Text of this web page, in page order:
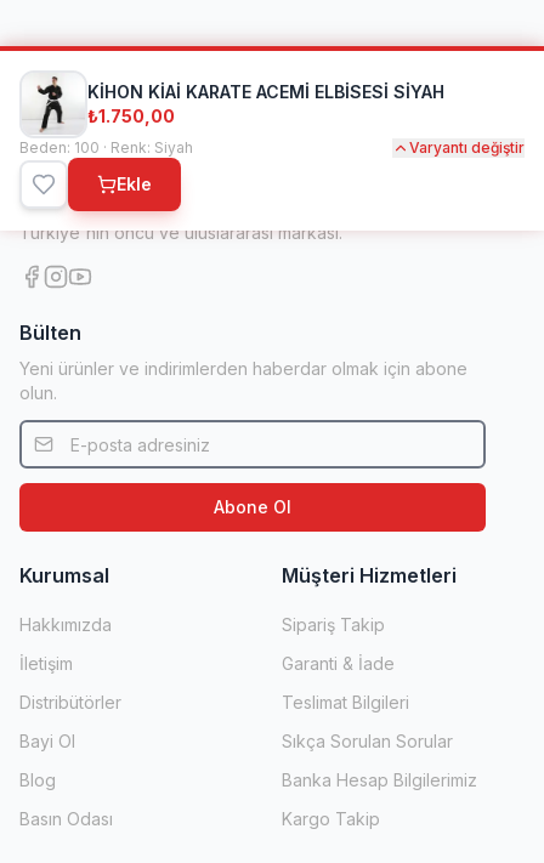
KİHON KİAİ KARATE ACEMİ ELBİSESİ SİYAH
₺1.750,00
Beden: 100 · Renk: Siyah Varyantı değiştir
Ekle
Kihon Spor
1998'den beri dövüş sanatları ve spor ekipmanlarında
Türkiye'nin öncü ve uluslararası markası.
Bülten
Yeni ürünler ve indirimlerden haberdar olmak için abone
olun.
Abone Ol
Kurumsal
Hakkımızda
İletişim
Distribütörler
Bayi Ol
Blog
Basın Odası
Müşteri Hizmetleri
Sipariş Takip
Garanti & İade
Teslimat Bilgileri
Sıkça Sorulan Sorular
Banka Hesap Bilgilerimiz
Kargo Takip